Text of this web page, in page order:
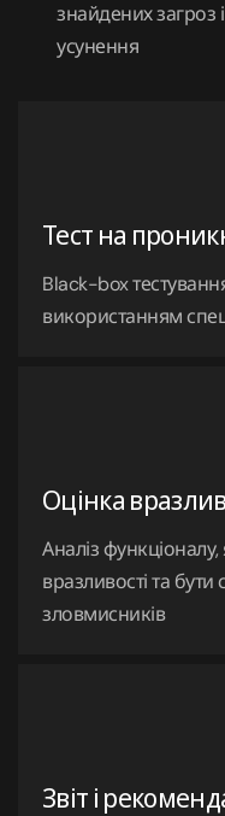
знайдених загроз
усунення
Тест на
Black-box
використанням
Оцінка
Аналіз
вразливості та
зловмисників
Звіт і